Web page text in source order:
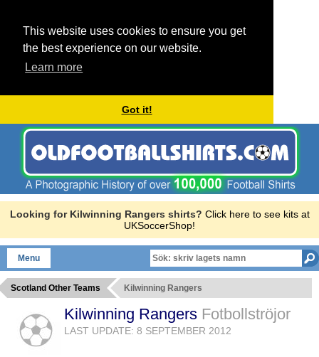
This website uses cookies to ensure you get
the best experience on our website.
Learn more
Got it!
Looking for Kilwinning Rangers shirts? Click here to see kits at
UKSoccerShop!
Menu
Scotland Other Teams Kilwinning Rangers
Kilwinning Rangers Fotbollströjor
LAST UPDATE: 8 SEPTEMBER 2012